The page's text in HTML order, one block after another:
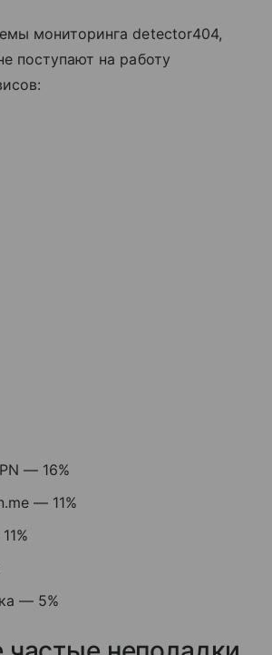
мониторинга detector404,
поступают на работу
— 16%
— 11%
— 5%